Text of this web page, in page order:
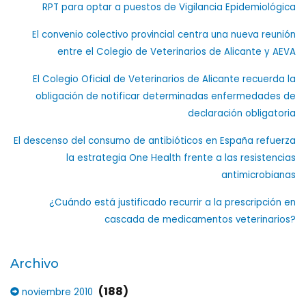
RPT para optar a puestos de Vigilancia Epidemiológica
El convenio colectivo provincial centra una nueva reunión
entre el Colegio de Veterinarios de Alicante y AEVA
El Colegio Oficial de Veterinarios de Alicante recuerda la
obligación de notificar determinadas enfermedades de
declaración obligatoria
El descenso del consumo de antibióticos en España refuerza
la estrategia One Health frente a las resistencias
antimicrobianas
¿Cuándo está justificado recurrir a la prescripción en
cascada de medicamentos veterinarios?
Archivo
noviembre 2010 (188)